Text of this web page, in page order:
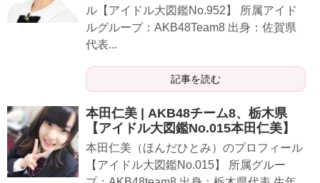
ル【アイドル大図鑑No.952】 所属アイド
ルグループ：AKB48Team8 出身：佐賀県
代表...
記事を読む
本田仁美 | AKB48チーム8、栃木県
【アイドル大図鑑No.015本田仁美】
本田仁美（ほんだひとみ）のプロフィール
【アイドル大図鑑No.015】 所属グルー